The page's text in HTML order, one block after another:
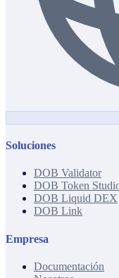
Soluciones
DOB Validator
DOB Token
DOB Liquid DEX
DOB Link
Empresa
Documentación